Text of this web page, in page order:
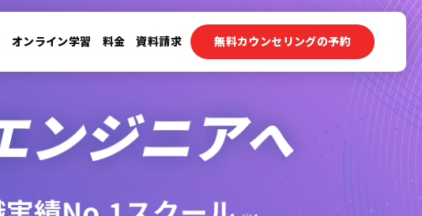
オンライン学習 料金 資料請求 無料カウンセリングの予約